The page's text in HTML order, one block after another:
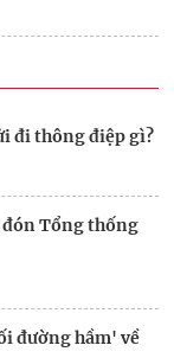
đi thông điệp gì?
Tổng thống
đường hầm' về